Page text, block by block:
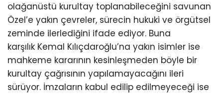
olağanüstü kurultay toplanabileceğini savunan
Özel’e yakın çevreler, sürecin hukuki ve örgütsel
zeminde ilerlediğini ifade ediyor. Buna
karşılık Kemal Kılıçdaroğlu’na yakın isimler ise
mahkeme kararının kesinleşmeden böyle bir
kurultay çağrısının yapılamayacağını ileri
sürüyor. İmzaların kabul edilip edilmeyeceği ise